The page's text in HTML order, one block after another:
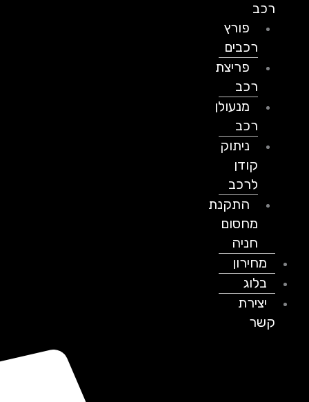
פורץ
רכבים
פריצת
מנעולן
ניתוק
לרכב
התקנת
מחסום
חניה
מחירון
בלוג
יצירת
קשר